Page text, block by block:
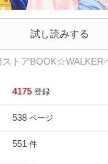
試し読みする
ストアBOOK☆WALKER
4175 登録
538 ページ
551 件